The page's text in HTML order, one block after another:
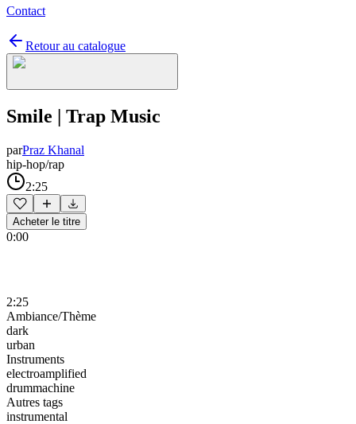
Contact
Retour au catalogue
Smile | Trap Music
parPraz Khanal
hip-hop/rap
2:25
Acheter le titre
0:00
2:25
Ambiance/Thème
dark
urban
Instruments
electroamplified
drummachine
Autres tags
instrumental